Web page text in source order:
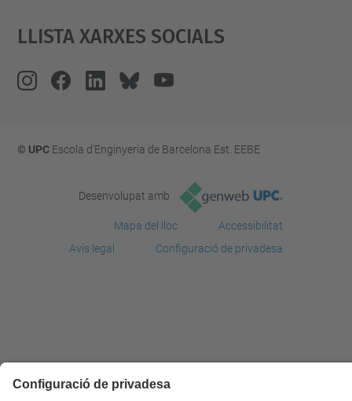
Llista Xarxes Socials
© UPCEscola d'Enginyeria de Barcelona Est. EEBE
Desenvolupat amb
Mapa del lloc
Accessibilitat
Avís legal
Configuració de privadesa